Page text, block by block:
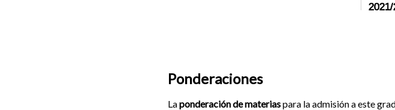
Ponderaciones
Laponderación de materiaspara la admisión a este